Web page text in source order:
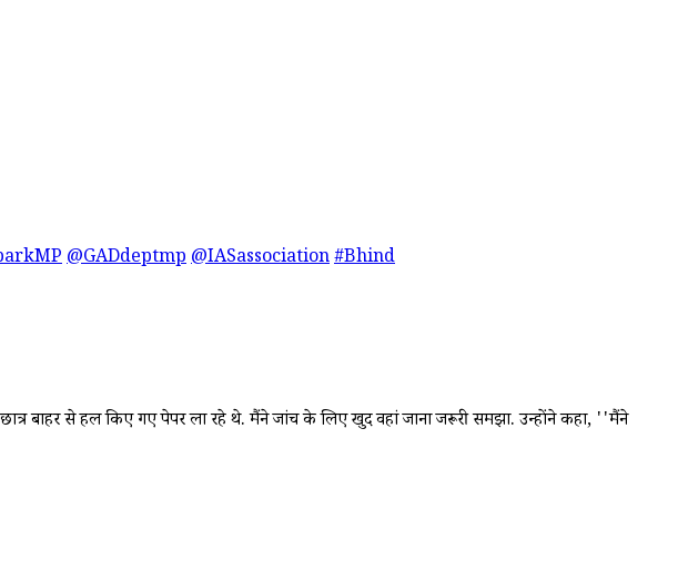
@GADdeptmp@IASassociation#Bhind
बाहर से हल किए गए पेपर ला रहे थे. मैंने जांच के लिए खुद वहां जाना जरूरी समझा. उन्होंने कहा, ''मैंने